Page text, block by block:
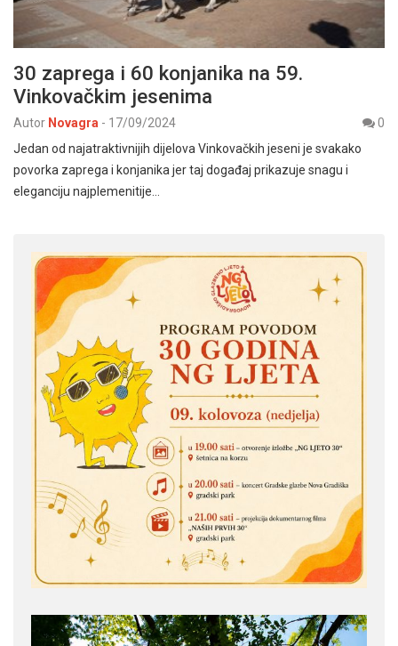
30 zaprega i 60 konjanika na 59.
Vinkovačkim jesenima
Autor Novagra - 17/09/2024
0
Jedan od najatraktivnijih dijelova Vinkovačkih jeseni je svakako
povorka zaprega i konjanika jer taj događaj prikazuje snagu i
eleganciju najplemenitije…